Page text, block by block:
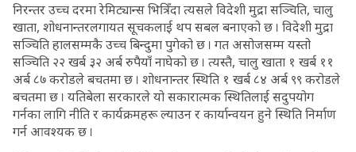
निरन्तर उच्च दरमा रेमिट्यान्स भित्रिँदा त्यसले विदेशी मुद्रा सञ्चिति, चालु
खाता, शोधनान्तरलगायत सूचकलाई थप सबल बनाएको छ । विदेशी मुद्रा
सञ्चिति हालसम्मकै उच्च बिन्दुमा पुगेको छ । गत असोजसम्म यस्तो
सञ्चिति २२ खर्ब ३२ अर्ब रुपैयाँ नाघेको छ । त्यस्तै, चालु खाता १ खर्ब ११
अर्ब ८७ करोडले बचतमा छ । शोधनान्तर स्थिति १ खर्ब ८४ अर्ब ९९ करोडले
बचतमा छ । यतिबेला सरकारले यो सकारात्मक स्थितिलाई सदुपयोग
गर्नका लागि नीति र कार्यक्रमहरू ल्याउन र कार्यान्वयन हुने स्थिति निर्माण
गर्न आवश्यक छ ।